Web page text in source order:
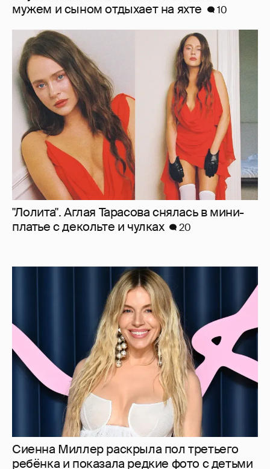
"Лолита". Аглая Тарасова снялась в мини-
платье с декольте и чулках
20
Сиенна Миллер раскрыла пол третьего
ребёнка и показала редкие фото с детьми